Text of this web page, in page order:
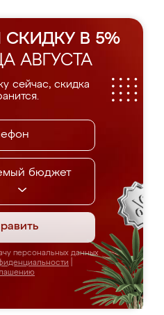
В 5%
АВГУСТА
сейчас, скидка
бюджет
персональных данных